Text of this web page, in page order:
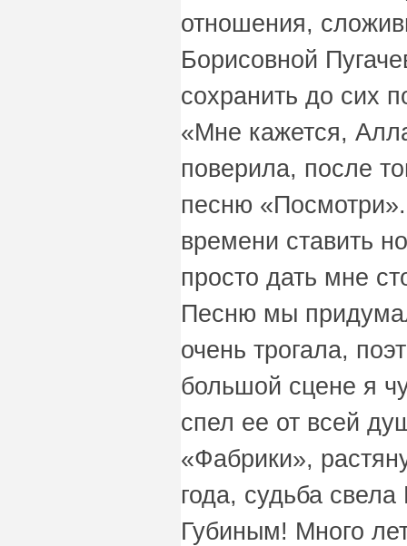
отношения,
Борисовной
сохранить до сих
«Мне кажется,
поверила, после
песню
времени ставить
просто дать мне
Песню мы
очень трогала,
большой сцене я
спел ее от всей
«Фабрики»,
года, судьба
Губиным! Много